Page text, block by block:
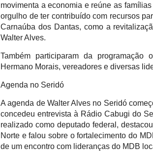
movimenta a economia e reúne as
orgulho de ter contribuído com recursos
Carnaúba dos Dantas, como a
Walter Alves.
Também participaram da programação
Hermano Morais, vereadores e diversas
Agenda no Seridó
A agenda de Walter Alves no Seridó
concedeu entrevista à Rádio Cabugi do
realizado como deputado federal,
Norte e falou sobre o fortalecimento do
de um encontro com lideranças do MDB